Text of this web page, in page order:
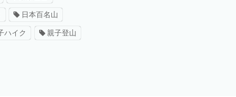
日本百名山
ハイク 親子登山